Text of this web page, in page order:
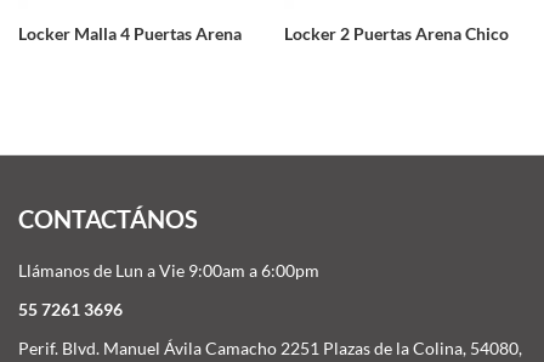
Locker Malla 4 Puertas Arena Locker 2 Puertas Arena Chico
CONTACTÁNOS
Llámanos de Lun a Vie 9:00am a 6:00pm
55 7261 3696
Perif. Blvd. Manuel Ávila Camacho 2251 Plazas de la Colina, 54080,